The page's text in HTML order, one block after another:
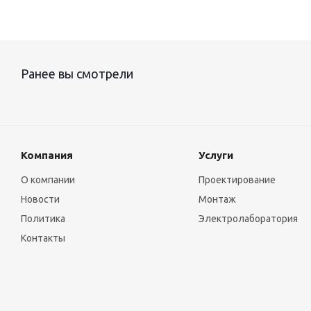
Ранее вы смотрели
Компания
О компании
Новости
Политика
Контакты
Услуги
Проектирование
Монтаж
Электролаборатория